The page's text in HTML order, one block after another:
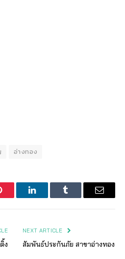
อ่างทอง
LinkedInTumblr Email
ง
NEXT ARTICLE
สัมพันธ์ประกันภัย สาขาอ่างทอง